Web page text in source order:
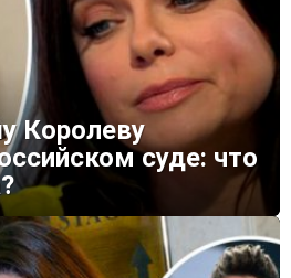
Королеву
суде: что